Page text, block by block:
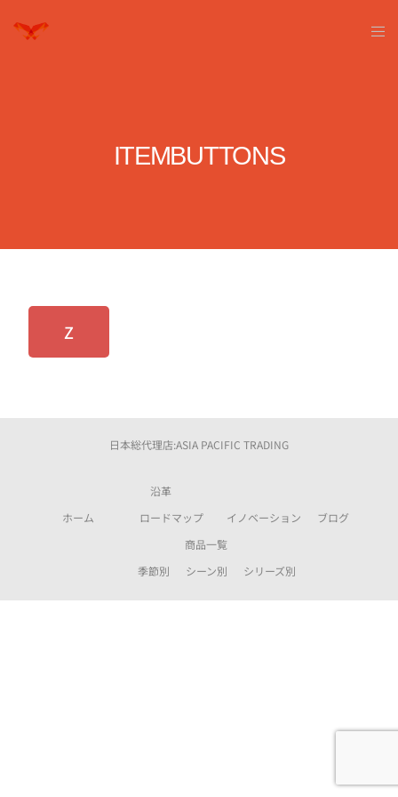
ITEMBUTTONS
Z
日本総代理店:ASIA PACIFIC TRADING
ホーム
沿革
ロードマップ
イノベーション
ブログ
商品一覧
季節別
シーン別 シリーズ別